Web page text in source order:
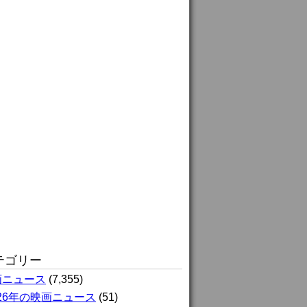
ゴリー
ュース (7,355)
年の映画ニュース (51)